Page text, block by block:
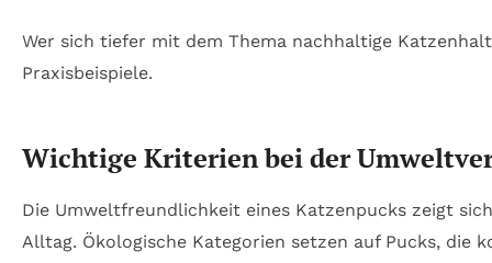
Wer sich tiefer mit dem Thema nachhaltige
Praxisbeispiele.
Wichtige Kriterien bei der
Die Umweltfreundlichkeit eines Katzenpucks zeigt
Alltag. Ökologische Kategorien setzen auf Pucks,